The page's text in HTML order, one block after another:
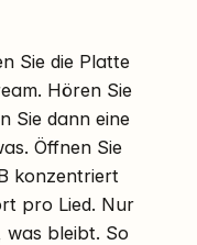
Sie die Platte
Hören Sie
Sie dann eine
Öffnen Sie
konzentriert
pro Lied. Nur
was bleibt. So